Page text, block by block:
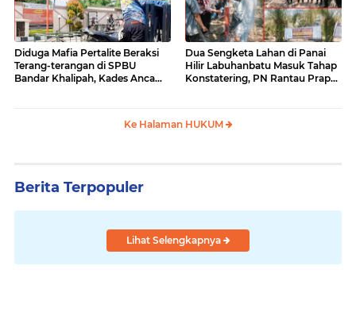
Diduga Mafia Pertalite Beraksi
Terang-terangan di SPBU
Bandar Khalipah, Kades Ancam
Dua Sengketa Lahan di Panai
Hilir Labuhanbatu Masuk Tahap
Konstatering, PN Rantau Prapat
Ke Halaman HUKUM
Berita Terpopuler
Lihat Selengkapnya